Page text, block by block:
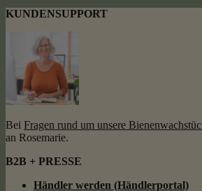
KUNDENSUPPORT
Bei Fragen rund um unsere
an Rosemarie.
B2B + PRESSE
Händler werden (Händlerportal)